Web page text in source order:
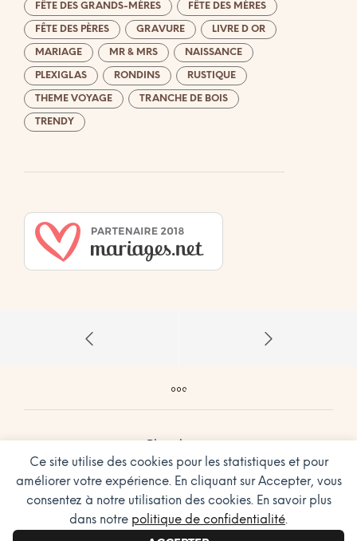
Ce site utilise des cookies pour les statistiques et pour
améliorer votre expérience. En cliquant sur Accepter, vous
consentez à notre utilisation des cookies. En savoir plus
dans notre politique de confidentialité.
FÊTE DES GRANDS-MÈRES FÊTE DES MÈRES
FÊTE DES PÈRES GRAVURE LIVRE D OR
MARIAGE MR & MRS NAISSANCE
PLEXIGLAS RONDINS RUSTIQUE
THEME VOYAGE TRANCHE DE BOIS
TRENDY
Conditions Générales de Vente
Charte sur le respect de la vie privée
Design Graphic by Hibrido